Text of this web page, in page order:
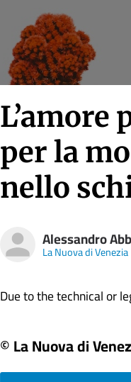
L’amore
per la
nello
Alessandro
La Nuova di Venezia
Due to the technical or
© La Nuova di